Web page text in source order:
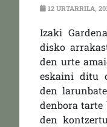
12 URTARRILA,
Izaki
disko
den urte
eskaini ditu
den
denbora tarte
den